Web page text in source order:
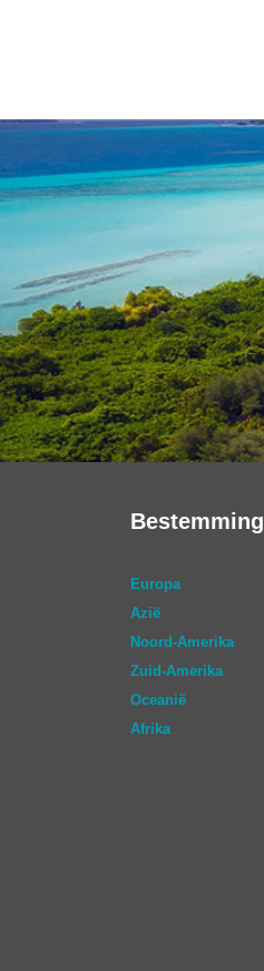
Bestemming
Europa
Azië
Noord-Amerika
Zuid-Amerika
Oceanië
Afrika